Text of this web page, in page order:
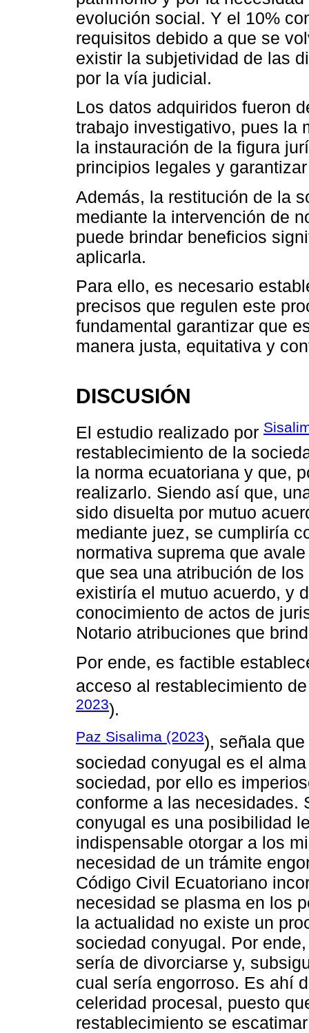
evolución social. Y el 10%
requisitos debido a que se
existir la subjetividad de las
por la vía judicial.
Los datos adquiridos fueron
trabajo investigativo, pues la
la instauración de la figura
principios legales y
Además, la restitución de la
mediante la intervención de
puede brindar beneficios
aplicarla.
Para ello, es necesario
precisos que regulen este
fundamental garantizar que
manera justa, equitativa y
DISCUSIÓN
El estudio realizado por
restablecimiento de la
la norma ecuatoriana y que,
realizarlo. Siendo así que,
sido disuelta por mutuo
mediante juez, se cumpliría
normativa suprema que
que sea una atribución de
existiría el mutuo acuerdo, y
conocimiento de actos de
Notario atribuciones que
Por ende, es factible
acceso al restablecimiento
2023).
Paz Sisalima (2023), señala
sociedad conyugal es el
sociedad, por ello es
conforme a las necesidades.
conyugal es una posibilidad
indispensable otorgar a los
necesidad de un trámite
Código Civil Ecuatoriano
necesidad se plasma en los
la actualidad no existe un
sociedad conyugal. Por
sería de divorciarse y,
cual sería engorroso. Es ahí
celeridad procesal, puesto
restablecimiento se